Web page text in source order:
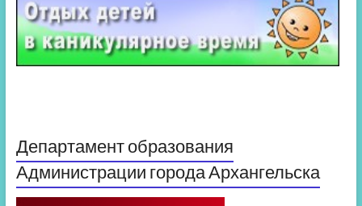
Департамент образования
Администрации города Архангельска